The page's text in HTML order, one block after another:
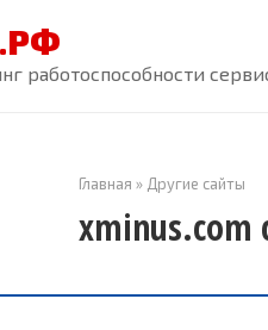
работоспособности
Главная » Другие сайты
xminus.com